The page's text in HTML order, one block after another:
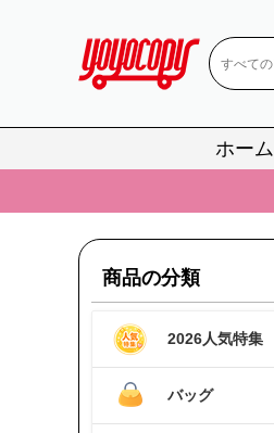
ホーム
商品の分類
2026人気特集
バッグ